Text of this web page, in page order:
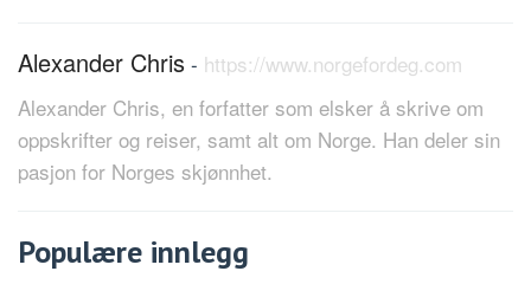
Alexander Chris - https://www.norgefordeg.com
Alexander Chris, en forfatter som elsker å skrive om
oppskrifter og reiser, samt alt om Norge. Han deler sin
pasjon for Norges skjønnhet.
Populære innlegg